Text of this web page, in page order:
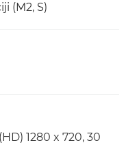
(M2, S)
1280 x 720, 30